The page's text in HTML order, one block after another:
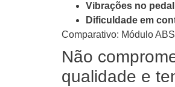
Vibrações no
Dificuldade em
Comparativo: Módulo
Não
qualidade e